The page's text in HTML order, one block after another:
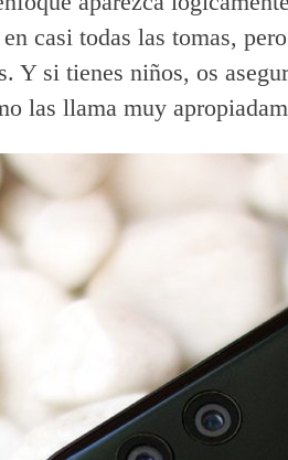
casi todas las tomas,
Y si tienes niños, os
las llama muy